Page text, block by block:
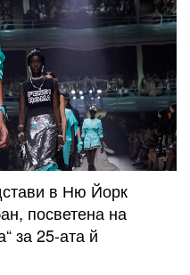
в Ню Йорк
посветена на
за 25-ата й